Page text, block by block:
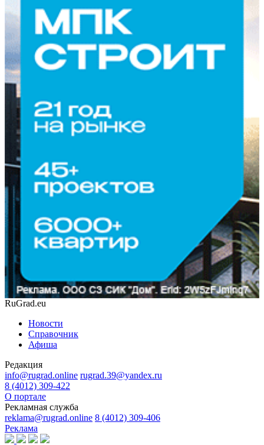
RuGrad.eu
Новости
Справочник
Афиша
Редакция
info@rugrad.online rugrad.39@yandex.ru
8 (4012) 309-422
О портале
Рекламная служба
reklama@rugrad.online 8 (4012) 309-406
Реклама